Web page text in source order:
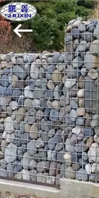
THUIS
OVER
ONS
Wire
Mesh
Co.,
Ltd..
All
Rights
Reserved.